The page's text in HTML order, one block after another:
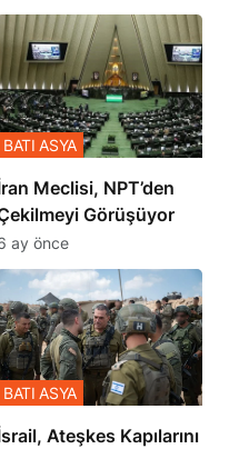
Meclisi, NPT’den
Görüşüyor
BATI ASYA
ay önce
Ateşkes Kapılarını
BATI ASYA